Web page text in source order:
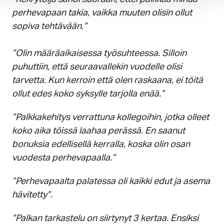
perhevapaan takia, vaikka muuten olisin ollut
sopiva tehtävään.”
”Olin määräaikaisessa työsuhteessa. Silloin
puhuttiin, että seuraavallekin vuodelle olisi
tarvetta. Kun kerroin että olen raskaana, ei töitä
ollut edes koko syksylle tarjolla enää.”
”Palkkakehitys verrattuna kollegoihin, jotka olleet
koko aika töissä laahaa perässä. En saanut
bonuksia edellisellä kerralla, koska olin osan
vuodesta perhevapaalla.”
”Perhevapaalta palatessa oli kaikki edut ja asema
hävitetty”.
”Palkan tarkastelu on siirtynyt 3 kertaa. Ensiksi